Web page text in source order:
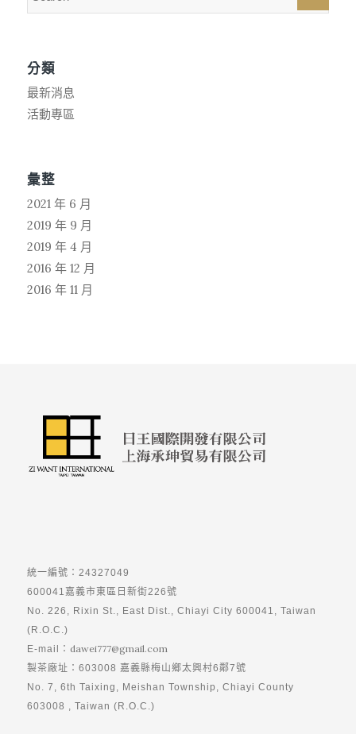
分類
最新消息
活動專區
彙整
2021 年 6 月
2019 年 9 月
2019 年 4 月
2016 年 12 月
2016 年 11 月
統一編號：24327049
600041嘉義市東區日新街226號
No. 226, Rixin St., East Dist., Chiayi City 600041, Taiwan
(R.O.C.)
E-mail： dawei777@gmail.com
製茶廠址：603008 嘉義縣梅山鄉太興村6鄰7號
No. 7, 6th Taixing, Meishan Township, Chiayi County
603008 , Taiwan (R.O.C.)